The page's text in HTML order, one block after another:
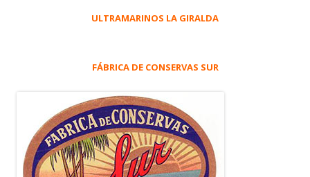
ULTRAMARINOS LA GIRALDA
FÁBRICA DE CONSERVAS SUR